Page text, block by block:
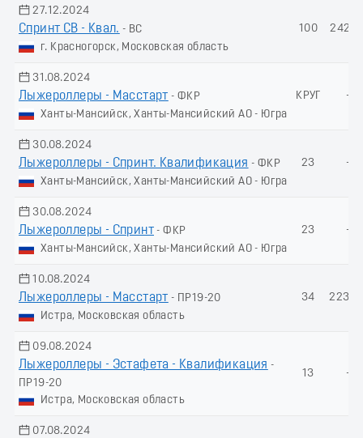
27.12.2024
Спринт СВ - Квал. - ВС
г. Красногорск, Московская область
100
31.08.2024
Лыжероллеры - Масстарт - ФКР
Ханты-Мансийск, Ханты-Мансийский АО - Югра
КРУГ -
30.08.2024
Лыжероллеры - Спринт. Квалификация - ФКР
Ханты-Мансийск, Ханты-Мансийский АО - Югра
23 -
30.08.2024
Лыжероллеры - Спринт - ФКР
Ханты-Мансийск, Ханты-Мансийский АО - Югра
23 -
10.08.2024
Лыжероллеры - Масстарт - ПР19-20
Истра, Московская область
34
09.08.2024
Лыжероллеры - Эстафета - Квалификация -
ПР19-20
Истра, Московская область
13 -
07.08.2024